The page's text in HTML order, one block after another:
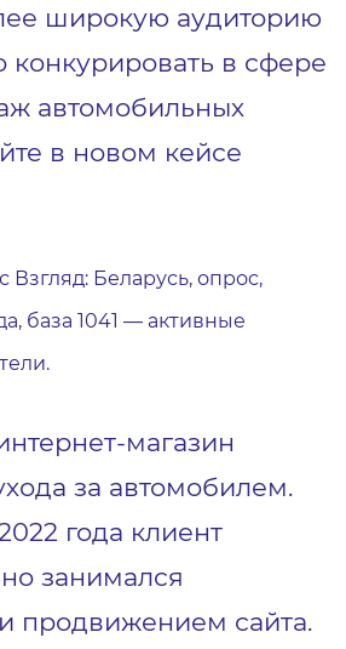
широкую аудиторию
конкурировать в сфере
автомобильных
в новом кейсе
Взгляд: Беларусь, опрос,
база 1041 — активные
магазин
за автомобилем.
года клиент
занимался
продвижением сайта.